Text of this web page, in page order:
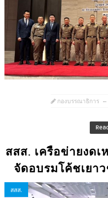
กองบรรณาธิการ
สสส. เครือข่ายงด
จัดอบรมโค้ชเยา
สสส.